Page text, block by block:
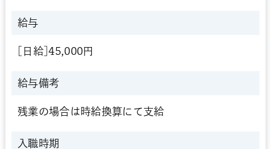
給与
[日給]45,000円
給与備考
残業の場合は時給換算にて支給
入職時期